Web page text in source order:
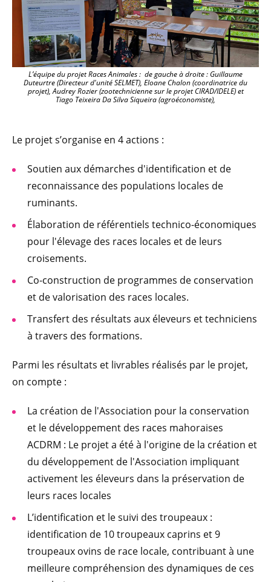
L’équipe du projet Races Animales : de gauche à droite : Guillaume
Duteurtre (Directeur d'unité SELMET), Eloane Chalon (coordinatrice du
projet), Audrey Rozier (zootechnicienne sur le projet CIRAD/IDELE) et
Tiago Teixeira Da Silva Siqueira (agroéconomiste),
Le projet s’organise en 4 actions :
Soutien aux démarches d'identification et de
reconnaissance des populations locales de
ruminants.
Élaboration de référentiels technico-économiques
pour l'élevage des races locales et de leurs
croisements.
Co-construction de programmes de conservation
et de valorisation des races locales.
Transfert des résultats aux éleveurs et techniciens
à travers des formations.
Parmi les résultats et livrables réalisés par le projet,
on compte :
La création de l'Association pour la conservation
et le développement des races mahoraises
ACDRM : Le projet a été à l'origine de la création et
du développement de l'Association impliquant
activement les éleveurs dans la préservation de
leurs races locales
L’identification et le suivi des troupeaux :
identification de 10 troupeaux caprins et 9
troupeaux ovins de race locale, contribuant à une
meilleure compréhension des dynamiques de ces